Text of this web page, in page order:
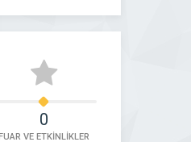
0
FUAR VE ETKİNLİKLER